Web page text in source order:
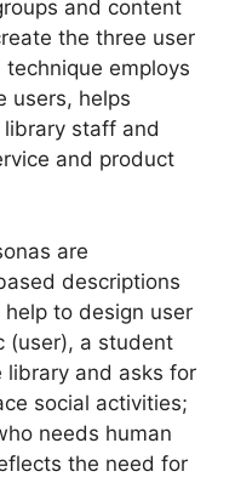
and content
the three user
employs
users, helps
staff and
and product
are
descriptions
to design user
(user), a student
and asks for
social activities;
needs human
the need for